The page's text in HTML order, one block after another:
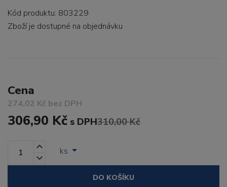
Kód produktu: 803229
Zboží je dostupné na objednávku
Cena
274,02 Kč bez DPH
306,90 Kč s DPH310,00 Kč
ks
DO KOŠÍKU